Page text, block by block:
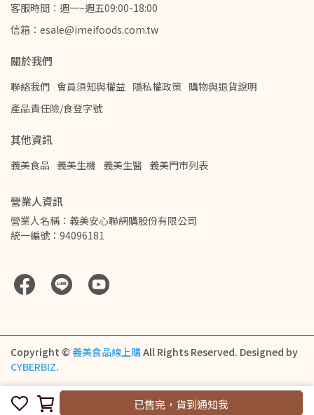
已售完，貨到通知我
客服時間：週一~週五09:00-18:00
信箱：esale@imeifoods.com.tw
關於我們
聯絡我們 會員須知與權益 隱私權政策 購物與退貨說明
產品責任險/食登字號
其他資訊
義美食品 義美生機 義美生醫 義美門市列表
營業人資訊
營業人名稱：義美安心聯網購股份有限公司
統一編號：94096181
Copyright © 義美食品線上購All Rights Reserved. Designed by
CYBERBIZ.